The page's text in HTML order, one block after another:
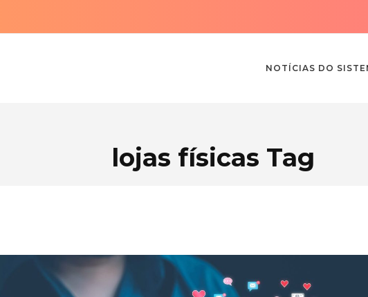
NOTÍCIAS DO
lojas físicas Tag